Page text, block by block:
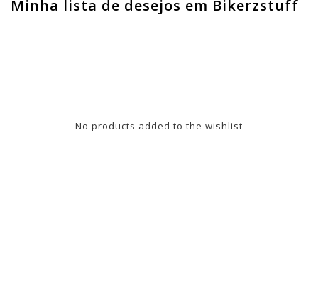
Minha lista de desejos em Bikerzstuff
No products added to the wishlist